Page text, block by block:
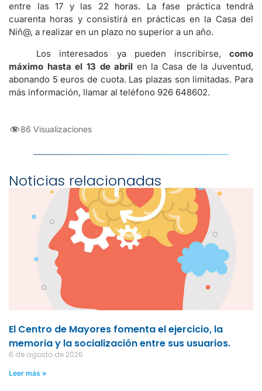
entre las 17 y las 22 horas. La fase práctica tendrá
cuarenta horas y consistirá en prácticas en la Casa del
Niñ@, a realizar en un plazo no superior a un año.
Los interesados ya pueden inscribirse, como
máximo hasta el 13 de abril en la Casa de la Juventud,
abonando 5 euros de cuota. Las plazas son limitadas. Para
más información, llamar al teléfono 926 648602.
86 Visualizaciones
Noticias relacionadas
El Centro de Mayores fomenta el ejercicio, la
memoria y la socialización entre sus usuarios.
6 de agosto de 2026
Leer más »